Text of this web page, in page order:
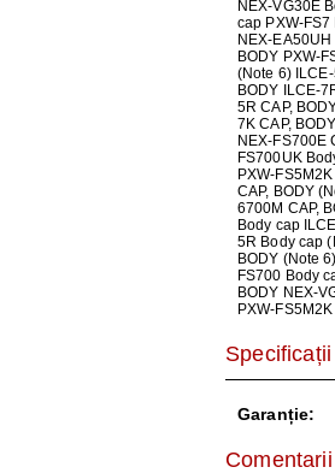
NEX-VG30E
cap PXW-
NEX-
BODY PXW-
(Note 6)
BODY ILCE-
5R CAP,
7K CAP,
NEX-FS700E
FS700UK
PXW-
CAP, BODY
6700M CAP,
Body cap
5R Body cap
BODY (Note
FS700 Body
BODY NEX-
PXW-
Specificații
Garanție:
Comentarii